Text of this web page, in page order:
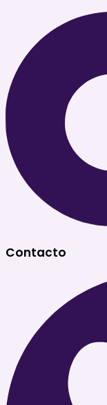
Contacto